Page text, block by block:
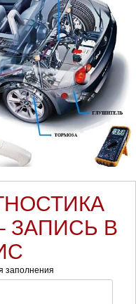
ЗАПИСЬ В
заполнения